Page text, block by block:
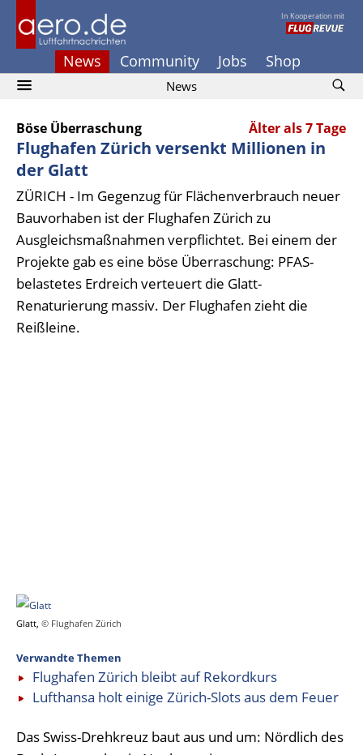
In Kooperation mit
News Community Jobs Shop
News
Böse Überraschung Älter als 7 Tage
Flughafen Zürich versenkt Millionen in
der Glatt
ZÜRICH - Im Gegenzug für Flächenverbrauch neuer
Bauvorhaben ist der Flughafen Zürich zu
Ausgleichsmaßnahmen verpflichtet. Bei einem der
Projekte gab es eine böse Überraschung: PFAS-
belastetes Erdreich verteuert die Glatt-
Renaturierung massiv. Der Flughafen zieht die
Reißleine.
Glatt, © Flughafen Zürich
Verwandte Themen
Flughafen Zürich bleibt auf Rekordkurs
Lufthansa holt einige Zürich-Slots aus dem Feuer
Das Swiss-Drehkreuz baut aus und um: Nördlich des